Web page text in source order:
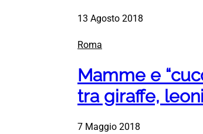
13 Agosto 2018
Roma
Mamme e
tra giraffe,
7 Maggio 2018